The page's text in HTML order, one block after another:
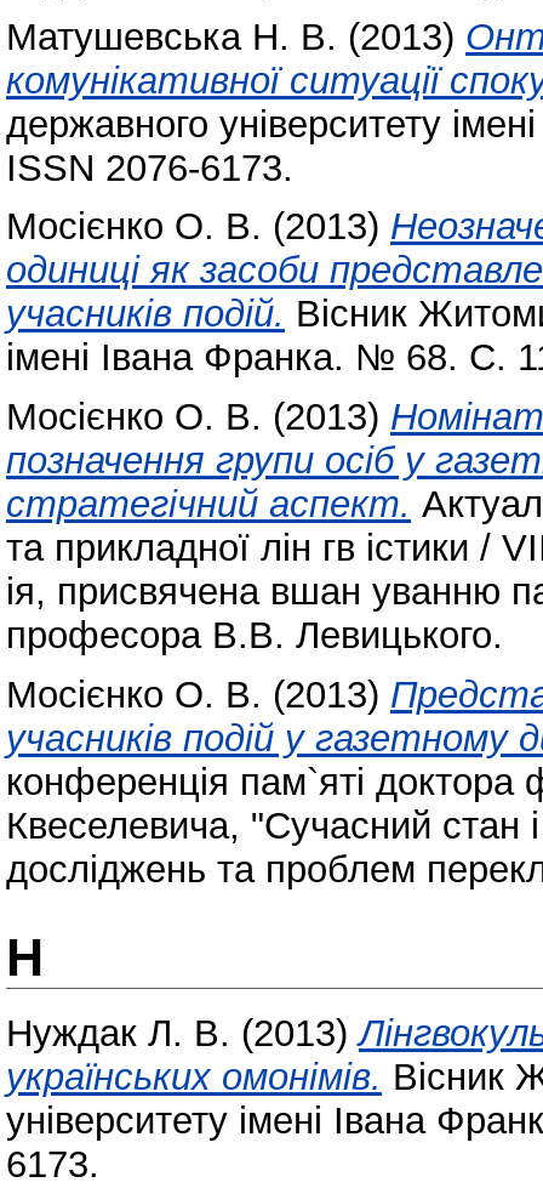
Матушевська Н. В. (2013)
комунікативної ситуації
державного університету
ISSN 2076-6173.
Мосієнко О. В. (2013)
одиниці як засоби
учасників подій. Вісник
імені Івана Франка. № 68. С.
Мосієнко О. В. (2013)
позначення групи осіб у
стратегічний аспект.
та прикладної лін гв істики
ія, присвячена вшан уванню
професора В.В. Левицького.
Мосієнко О. В. (2013)
учасників подій у газетному
конференція пам`яті доктора
Квеселевича, "Сучасний стан
досліджень та проблем
Н
Нуждак Л. В. (2013)
українських омонімів. Вісник
університету імені Івана
6173.